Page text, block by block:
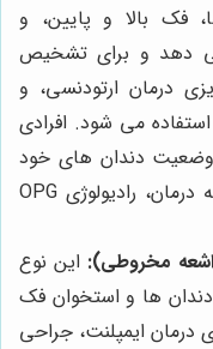
فک بالا و پایین، و
می دهد و برای تشخیص
درمان ارتودنسی، و
می شود. افرادی
وضعیت دندان های خود
دارند و قصد دارند قبل از اقدام به درمان، رادیولوژی OPG
این نوع
دندان ها و استخوان فک
درمان ایمپلنت، جراحی